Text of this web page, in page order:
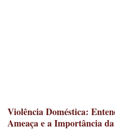
Violência Doméstica:
Ameaça e a Importância